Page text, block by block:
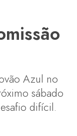
Azul no
sábado
difícil.